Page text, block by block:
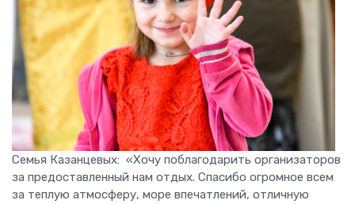
Семья Казанцевых: «Хочу поблагодарить организаторов
за предоставленный нам отдых. Спасибо огромное всем
за теплую атмосферу, море впечатлений, отличную